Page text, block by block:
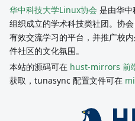
华中科技大学Linux协会 是由华
组织成立的学术科技类社团。协
有效交流学习的平台，并推广校
件社区的文化氛围。
本站的源码可在 hust-mirrors 前
获取，tunasync 配置文件可在